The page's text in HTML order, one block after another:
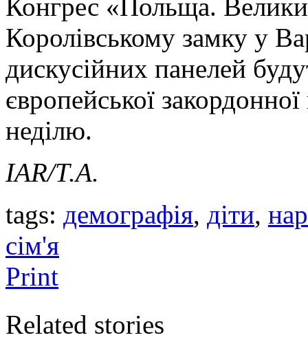
Конгрес «Польща.
Королівському замку у
дискусійних панелей
європейської
неділю.
IAR/Т.А.
tags: демографія, діти,
сім'я
Print
Related stories